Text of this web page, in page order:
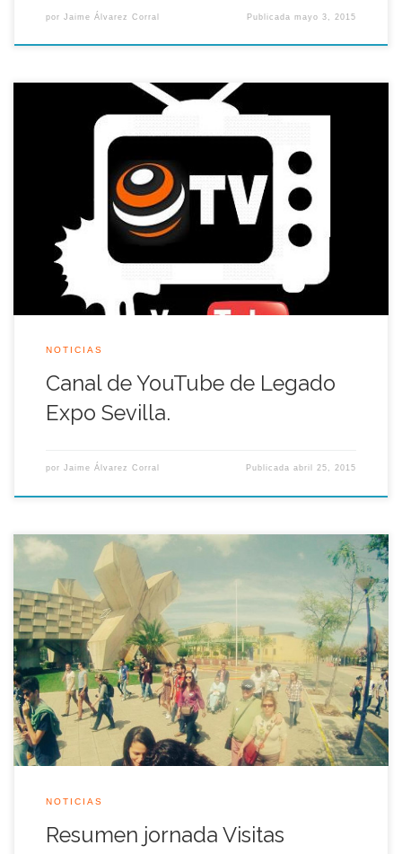
por Jaime Álvarez Corral Publicadamayo 3, 2015
Desde esta semana Legado Expo ha estrenado su canal de
videos en YouTube donde iremos compartiendo algunos de
los videos más interesantes de la Muestra Universal, además tú
también eres el protagonista de nuestro canal, si tienes videos
de la Expo’92 y no puedes reproducirlo porque ya no te
funciona […]
NOTICIAS
Canal de YouTube de Legado
Expo Sevilla.
por Jaime Álvarez Corral Publicadaabril 25, 2015
Con motivo del 23 aniversario de la inauguración de la
Exposición Universal de Sevilla en el mes de Abril 1992,
Legado Expo volvió a recorrer el recinto de la Cartuja con
muchos visitantes que se interesaron por descubrir en una ruta
de 2 horas de duración el legado y patrimonio […]
NOTICIAS
Resumen jornada Visitas